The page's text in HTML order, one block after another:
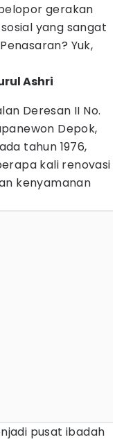
gerakan
yang sangat
Yuk,
Ashri
Deresan II No.
Depok,
tahun 1976,
kali renovasi
kenyamanan
pusat ibadah